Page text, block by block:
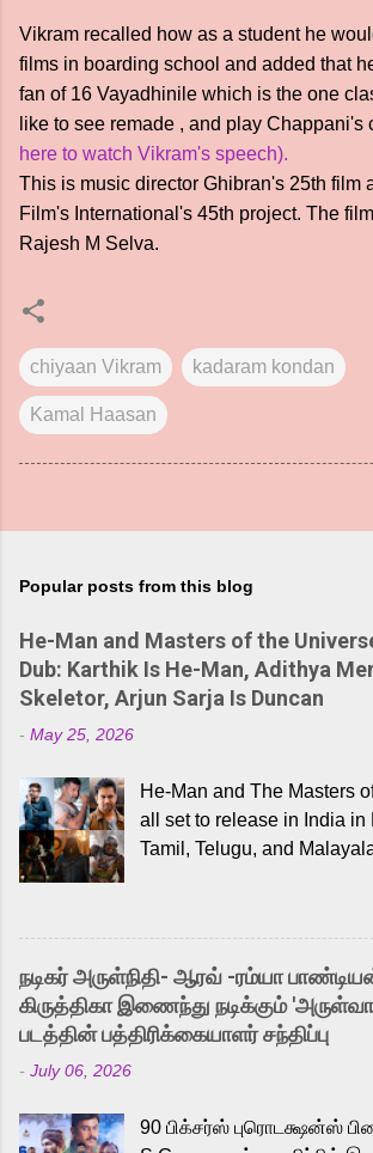
Vikram recalled how as a student he
films in boarding school and added that
fan of 16 Vayadhinile which is the one
like to see remade , and play Chappani's
here to watch Vikram's speech).
This is music director Ghibran's 25th film
Film's International's 45th project. The
Rajesh M Selva.
chiyaan Vikram kadaram kondan
Kamal Haasan
Popular posts from this blog
He-Man and Masters of the
Dub: Karthik Is He-Man, Adithya
Skeletor, Arjun Sarja Is Duncan
- May 25, 2026
He-Man and The Masters
all set to release in India in
Tamil, Telugu, and
received a lot of love from
and offered audiences an
into the world of Eternia,
released Tamil trailer has
strong excitement among
Adding to the growing buzz
to the iconic superhero He-
நடிகர் அருள்நிதி- ஆரவ் -ரம்யா
கிருத்திகா இணைந்து நடிக்கும்
படத்தின் பத்திரிக்கையாளர் சந்திப்பு
- July 06, 2026
90 பிக்சர்ஸ் புரொடக்ஷன்ஸ்